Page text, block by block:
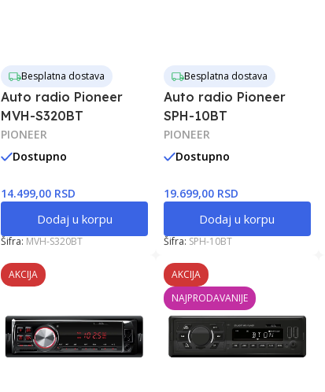
Besplatna dostava
Auto radio Pioneer
MVH-S320BT
PIONEER
Dostupno
14.499,00 RSD
Dodaj u korpu
Šifra: MVH-S320BT
Besplatna dostava
Auto radio Pioneer
SPH-10BT
PIONEER
Dostupno
19.699,00 RSD
Dodaj u korpu
Šifra: SPH-10BT
AKCIJA
AKCIJA
NAJPRODAVANIJE